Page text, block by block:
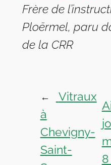
Frère de
Ploërmel, paru
de la CRR
←
Vitraux
à
Chevigny-
Saint-